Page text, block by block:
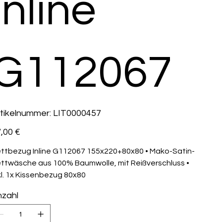
Artikelnummer:
LIT0000457
LIT0000457
€
Inline G112067 155x220+80x80 • Mako-Satin-
aus 100% Baumwolle, mit Reißverschluss •
1x Kissenbezug 80x80